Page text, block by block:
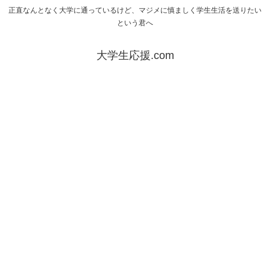
正直なんとなく大学に通っているけど、マジメに慎ましく学生生活を送りたい
という君へ
大学生応援.com